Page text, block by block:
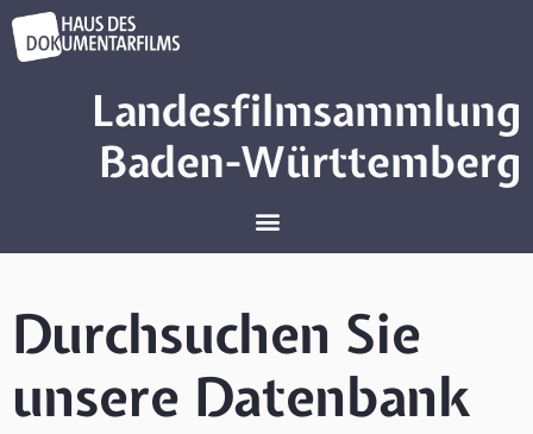
Landesfilmsammlung
Baden-Württemberg
Durchsuchen Sie
unsere Datenbank